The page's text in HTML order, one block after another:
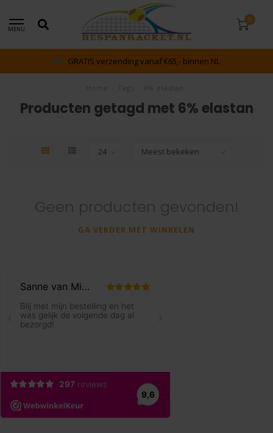
MENU
0
GRATIS verzending vanaf €65,- binnen NL
Producten getagd met 6% elastan
Geen producten gevonden!
GA VERDER MET WINKELEN